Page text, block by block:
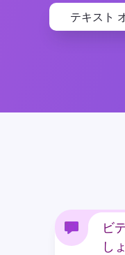
テキスト
ビ
し